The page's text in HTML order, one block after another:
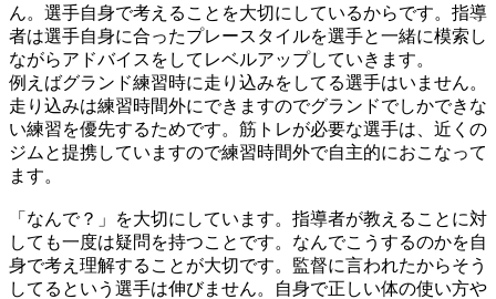
ん。選手自身で考えることを大切にしているからです。指導
者は選手自身に合ったプレースタイルを選手と一緒に模索し
ながらアドバイスをしてレベルアップしていきます。
例えばグランド練習時に走り込みをしてる選手はいません。
走り込みは練習時間外にできますのでグランドでしかできな
い練習を優先するためです。筋トレが必要な選手は、近くの
ジムと提携していますので練習時間外で自主的におこなって
ます。
「なんで？」を大切にしています。指導者が教えることに対
しても一度は疑問を持つことです。なんでこうするのかを自
身で考え理解することが大切です。監督に言われたからそう
してるという選手は伸びません。自身で正しい体の使い方や